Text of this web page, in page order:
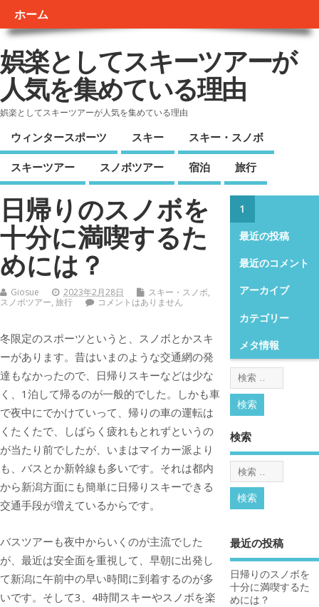
ホーム
娯楽としてスキーツアーが
人気を集めている理由
娯楽としてスキーツアーが人気を集めている理由
ウィンタースポーツ スキー スキー・スノボ
スキーツアー スノボツアー 宿泊 旅行
日帰りのスノボを
十分に満喫するた
めには？
Giosue 2023年2月28日 スキー・スノボ,
スノボツアー, 旅行 コメントはありません
冬限定のスポーツというと、スノボとかスキ
ーがあります。 昔はいまのような交通網の発
達もなかったので、日帰りスキーなどは少な
く、1泊して帰るのが一般的でした。しかも車
で夜中にでかけていって、帰りの車の運転は
くたくたで、しばらく疲れもとれずというの
が当たり前でしたが、いまはマイカー派より
も、バスとか新幹線も多いです。それは都内
から新潟方面にも簡単に日帰りスキーできる
交通手段が増えているからです。
バスツアーも夜中からいくのが主流でした
が、最近は安全面を重視して、早朝に出発し
て新潟に午前中の早い時間に到着するのが多
いです。そして3、4時間スキーやスノボを楽
1
最近の投稿
最近のコメント
アーカイブ
カテゴリー
メタ情報
検索
最近の投稿
日帰りのスノボを
十分に満喫するた
めには？